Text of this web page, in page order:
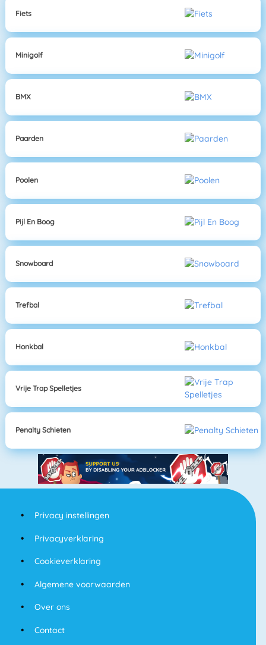
Fiets
Minigolf
BMX
Paarden
Poolen
Pijl En Boog
Snowboard
Trefbal
Honkbal
Vrije Trap Spelletjes
Penalty Schieten
Privacy instellingen
Privacyverklaring
Cookieverklaring
Algemene voorwaarden
Over ons
Contact